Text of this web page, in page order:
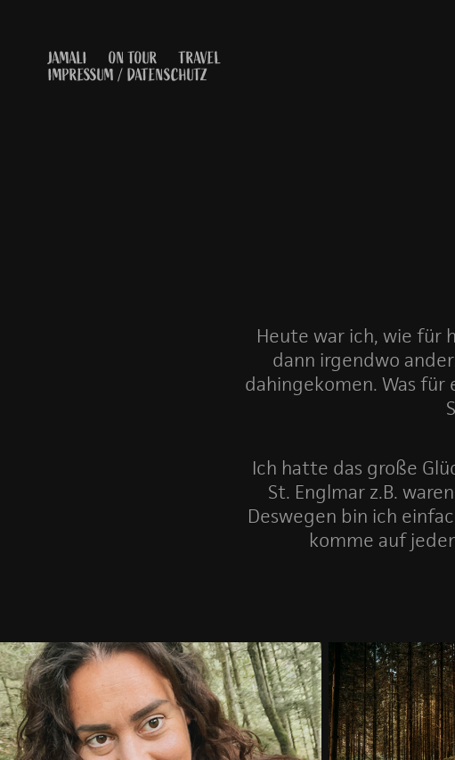
JAMALI ON TOUR
TRAVEL
IMPRESSUM / DATENSCHUTZ
Heute war ich, wie für
dann irgendwo
dahingekomen. Was für
Ich hatte das große
St. Englmar z.B.
Deswegen bin ich
komme auf